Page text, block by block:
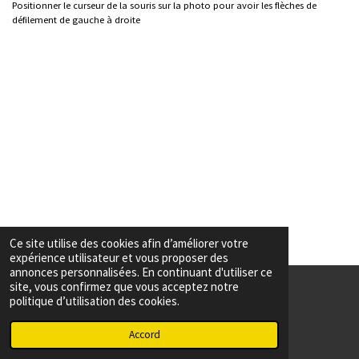
Ce site utilise des cookies afin d’améliorer votre
expérience utilisateur et vous proposer des
annonces personnalisées. En continuant d'utiliser ce
site, vous confirmez que vous acceptez notre
politique d’utilisation des cookies.
Accord
Positionner le curseur de la souris sur la photo pour avoir les flèches de
défilement de gauche à droite
© 2023 - 2026 Association Christelle